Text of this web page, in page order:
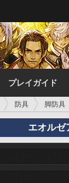
プレイガイド
防具 脚防具
エオルゼ